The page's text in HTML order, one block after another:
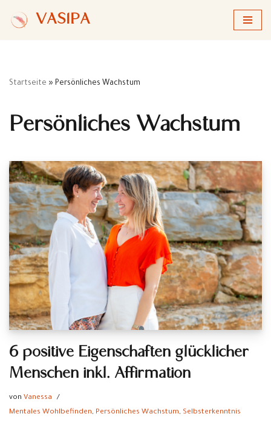
VASIPA
Startseite » Persönliches Wachstum
Persönliches Wachstum
6 positive Eigenschaften glücklicher
Menschen inkl. Affirmation
von Vanessa
Mentales Wohlbefinden, Persönliches Wachstum, Selbsterkenntnis